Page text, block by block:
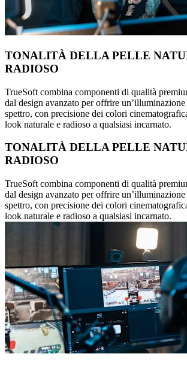
TONALITÀ DELLA PELLE
RADIOSO
TrueSoft combina componenti di qualità
dal design avanzato per offrire
spettro, con precisione dei colori
look naturale e radioso a qualsiasi incarnato.
TONALITÀ DELLA PELLE
RADIOSO
TrueSoft combina componenti di qualità
dal design avanzato per offrire
spettro, con precisione dei colori
look naturale e radioso a qualsiasi incarnato.